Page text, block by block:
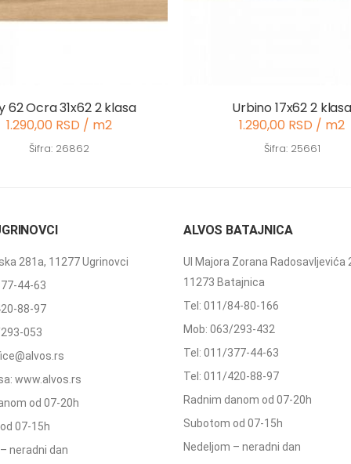
62 Ocra 31x62 2 klasa
1.290,00 RSD / m2
Šifra: 26862
Urbino 17x62 2 klasa
1.290,00 RSD / m2
Šifra: 25661
281a, 11277 Ugrinovci
44-63
88-97
053
www.alvos.rs
od 07-20h
07-15h
neradni dan
ALVOS BATAJNICA
Ul Majora Zorana Radosavljevića
11273 Batajnica
Tel: 011/84-80-166
Mob: 063/293-432
Tel: 011/377-44-63
Tel: 011/420-88-97
Radnim danom od 07-20h
Subotom od 07-15h
Nedeljom – neradni dan